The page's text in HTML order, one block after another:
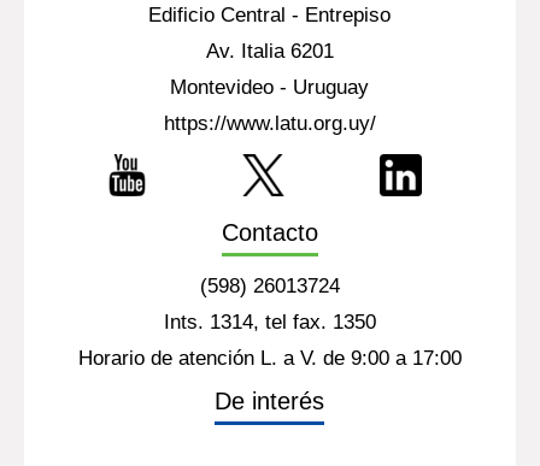
Edificio Central - Entrepiso
Av. Italia 6201
Montevideo - Uruguay
https://www.latu.org.uy/
Contacto
(598) 26013724
Ints. 1314, tel fax. 1350
Horario de atención L. a V. de 9:00 a 17:00
De interés